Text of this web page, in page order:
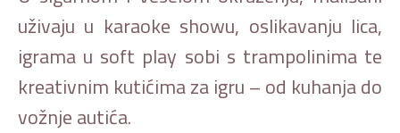
uživaju u karaoke showu, oslikavanju lica,
igrama u soft play sobi s trampolinima te
kreativnim kutićima za igru – od kuhanja do
vožnje autića.